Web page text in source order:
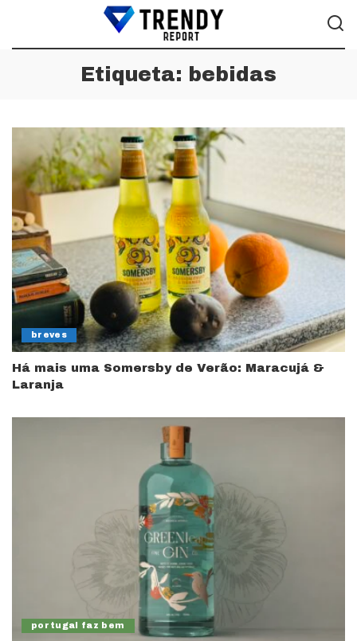
Etiqueta: bebidas
breves
Há mais uma Somersby de Verão: Maracujá &
Laranja
portugal faz bem